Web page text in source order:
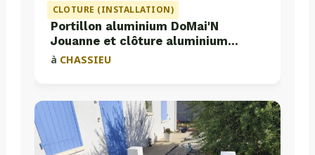
CLOTURE (INSTALLATION)
Portillon aluminium DoMai'N
Jouanne et clôture aluminium
Valette
à CHASSIEU